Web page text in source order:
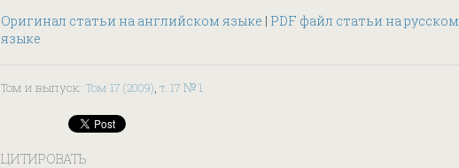
Оригинал статьи на английском языке | PDF файл статьи на русском
языке
Том и выпуск: Том 17 (2009), т. 17 № 1
ЦИТИРОВАТЬ